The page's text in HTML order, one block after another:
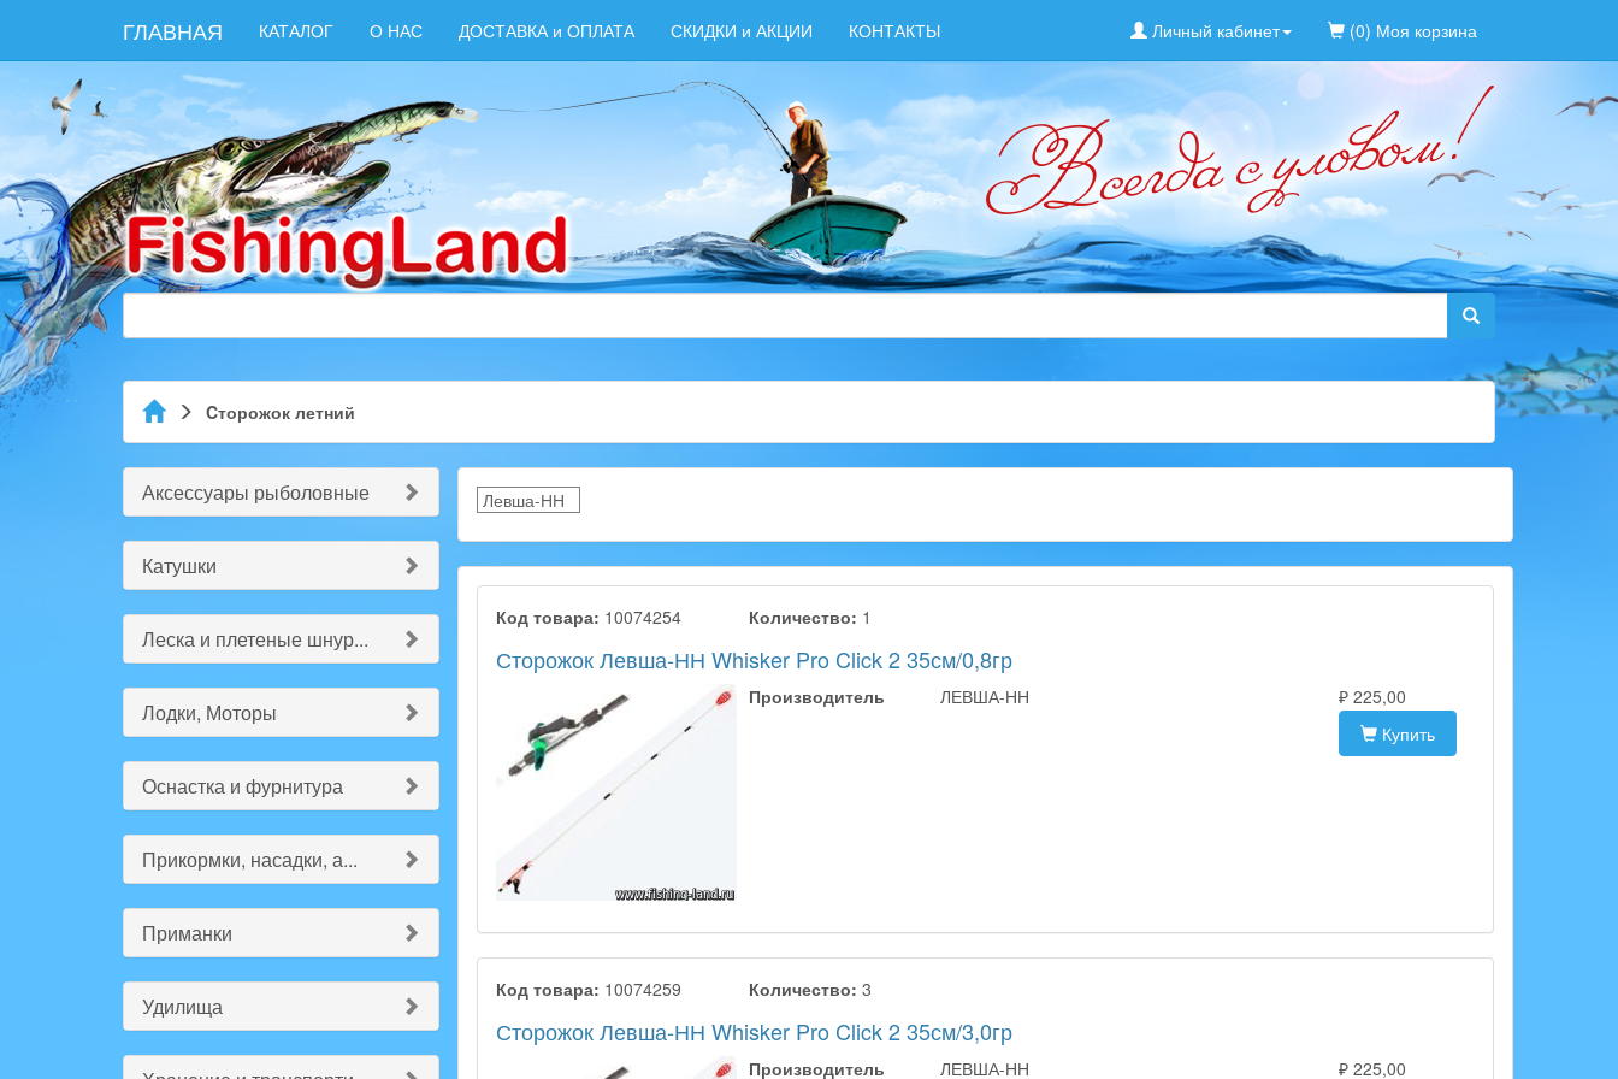
ГЛАВНАЯ КАТАЛОГ О НАС ДОСТАВКА и ОПЛАТА СКИДКИ и АКЦИИ КОНТАКТЫ Личный кабинет (0) Моя корзина
Cторожок летний
Аксессуары рыболовные
Катушки
Леска и плетеные шнур...
Лодки, Моторы
Оснастка и фурнитура
Прикормки, насадки, а...
Приманки
Удилища
Левша-НН
Код товара: 10074254 Количество: 1
Сторожок Левша-НН Whisker Pro Click 2 35см/0,8гр
Производитель ЛЕВША-НН
₽ 225,00
Купить
Код товара: 10074259 Количество: 3
Сторожок Левша-НН Whisker Pro Click 2 35см/3,0гр
Производитель ЛЕВША-НН ₽ 225,00